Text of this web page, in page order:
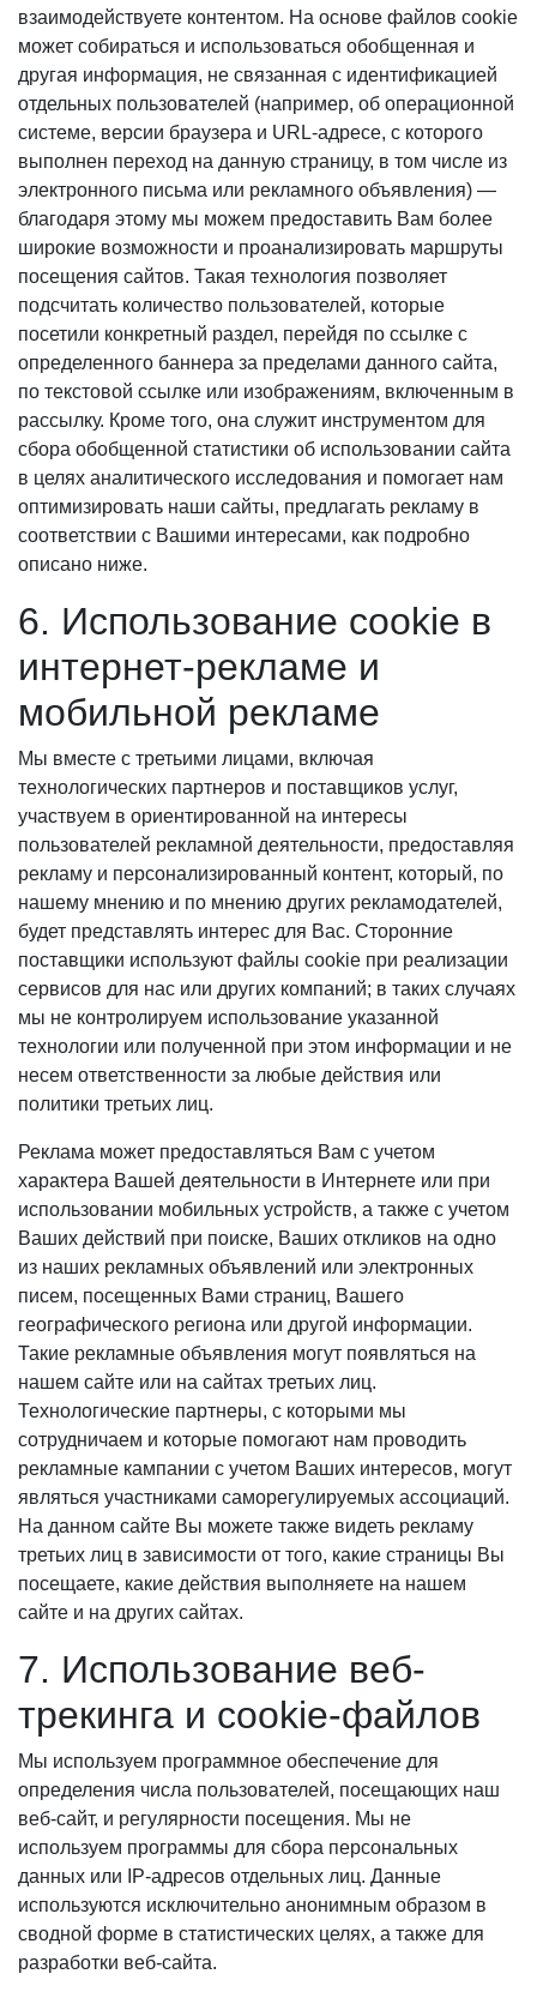
взаимодействуете контентом. На основе файлов cookie
может собираться и использоваться обобщенная и
другая информация, не связанная с идентификацией
отдельных пользователей (например, об операционной
системе, версии браузера и URL-адресе, с которого
выполнен переход на данную страницу, в том числе из
электронного письма или рекламного объявления) —
благодаря этому мы можем предоставить Вам более
широкие возможности и проанализировать маршруты
посещения сайтов. Такая технология позволяет
подсчитать количество пользователей, которые
посетили конкретный раздел, перейдя по ссылке с
определенного баннера за пределами данного сайта,
по текстовой ссылке или изображениям, включенным в
рассылку. Кроме того, она служит инструментом для
сбора обобщенной статистики об использовании сайта
в целях аналитического исследования и помогает нам
оптимизировать наши сайты, предлагать рекламу в
соответствии с Вашими интересами, как подробно
описано ниже.
6. Использование cookie в
интернет-рекламе и
мобильной рекламе
Мы вместе с третьими лицами, включая
технологических партнеров и поставщиков услуг,
участвуем в ориентированной на интересы
пользователей рекламной деятельности, предоставляя
рекламу и персонализированный контент, который, по
нашему мнению и по мнению других рекламодателей,
будет представлять интерес для Вас. Сторонние
поставщики используют файлы cookie при реализации
сервисов для нас или других компаний; в таких случаях
мы не контролируем использование указанной
технологии или полученной при этом информации и не
несем ответственности за любые действия или
политики третьих лиц.
Реклама может предоставляться Вам с учетом
характера Вашей деятельности в Интернете или при
использовании мобильных устройств, а также с учетом
Ваших действий при поиске, Ваших откликов на одно
из наших рекламных объявлений или электронных
писем, посещенных Вами страниц, Вашего
географического региона или другой информации.
Такие рекламные объявления могут появляться на
нашем сайте или на сайтах третьих лиц.
Технологические партнеры, с которыми мы
сотрудничаем и которые помогают нам проводить
рекламные кампании с учетом Ваших интересов, могут
являться участниками саморегулируемых ассоциаций.
На данном сайте Вы можете также видеть рекламу
третьих лиц в зависимости от того, какие страницы Вы
посещаете, какие действия выполняете на нашем
сайте и на других сайтах.
7. Использование веб-
трекинга и cookie-файлов
Мы используем программное обеспечение для
определения числа пользователей, посещающих наш
веб-сайт, и регулярности посещения. Мы не
используем программы для сбора персональных
данных или IP-адресов отдельных лиц. Данные
используются исключительно анонимным образом в
сводной форме в статистических целях, а также для
разработки веб-сайта.